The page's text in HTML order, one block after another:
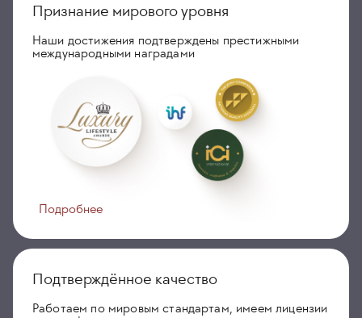
Признание мирового уровня
Наши достижения подтверждены престижными
международными наградами
Подробнее
Подтверждённое качество
Работаем по мировым стандартам, имеем лицензии